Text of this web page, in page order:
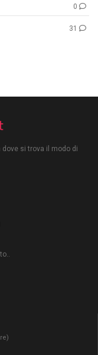
0
31
si trova il modo di